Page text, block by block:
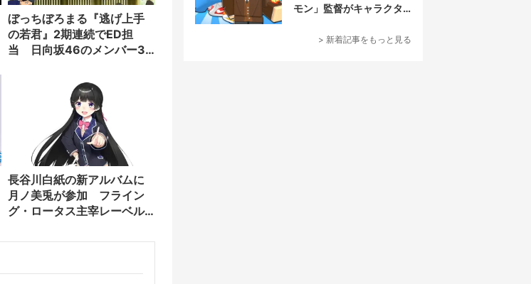
ぼっちぼろまる『逃げ上手
の若君』2期連続でED担
当 日向坂46のメンバー3
長谷川白紙の新アルバムに
月ノ美兎が参加 フライン
グ・ロータス主宰レーベル
モン」監督がキャラクタ
> 新着記事をもっと見る